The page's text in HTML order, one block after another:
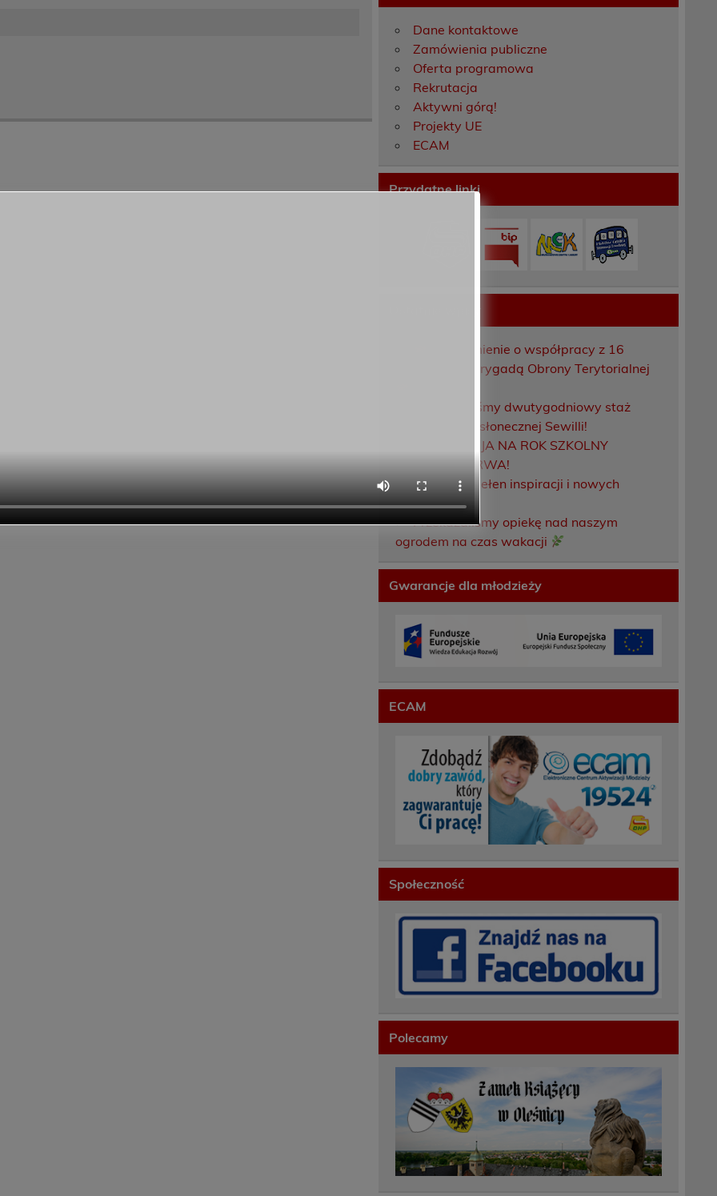
Dane kontaktowe
Zamówienia publiczne
Oferta programowa
Rekrutacja
Aktywni górą!
Projekty UE
ECAM
Przydatne linki
Porozumienie o współpracy z 16
Dolnośląską Brygadą Obrony Terytorialnej
Zakończyliśmy dwutygodniowy staż
zawodowy w słonecznej Sewilli!
REKRUTACJA NA ROK SZKOLNY
2026/2027 TRWA!
Weekend pełen inspiracji i nowych
doświadczeń!
Przekazaliśmy opiekę nad naszym
ogrodem na czas wakacji
Gwarancje dla młodzieży
ECAM
Społeczność
Polecamy